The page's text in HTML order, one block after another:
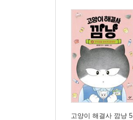
고양이 해결사 깜냥 5